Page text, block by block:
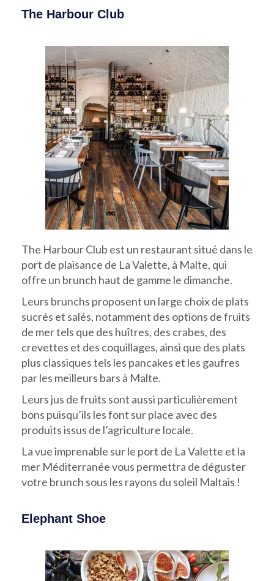
The Harbour Club
The Harbour Club est un restaurant situé dans le
port de plaisance de La Valette, à Malte, qui
offre un brunch haut de gamme le dimanche.
Leurs brunchs proposent un large choix de plats
sucrés et salés, notamment des options de fruits
de mer tels que des huîtres, des crabes, des
crevettes et des coquillages, ainsi que des plats
plus classiques tels les pancakes et les gaufres
par les meilleurs bars à Malte.
Leurs jus de fruits sont aussi particulièrement
bons puisqu’ils les font sur place avec des
produits issus de l’agriculture locale.
La vue imprenable sur le port de La Valette et la
mer Méditerranée vous permettra de déguster
votre brunch sous les rayons du soleil Maltais !
Elephant Shoe